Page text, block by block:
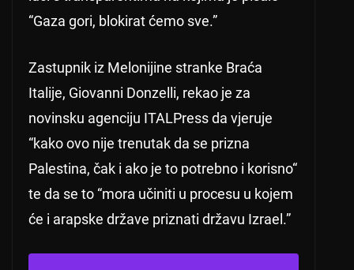
“Gaza gori, blokirat ćemo sve.”
Zastupnik iz Melonijine stranke Braća
Italije, Giovanni Donzelli, rekao je za
novinsku agenciju ITALPress da vjeruje
“kako ovo nije trenutak da se prizna
Palestina, čak i ako je to potrebno i korisno“
te da se to “mora učiniti u procesu u kojem
će i arapske države priznati državu Izrael.”